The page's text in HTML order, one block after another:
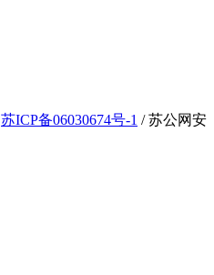
苏ICP备06030674号-1 / 苏公网安